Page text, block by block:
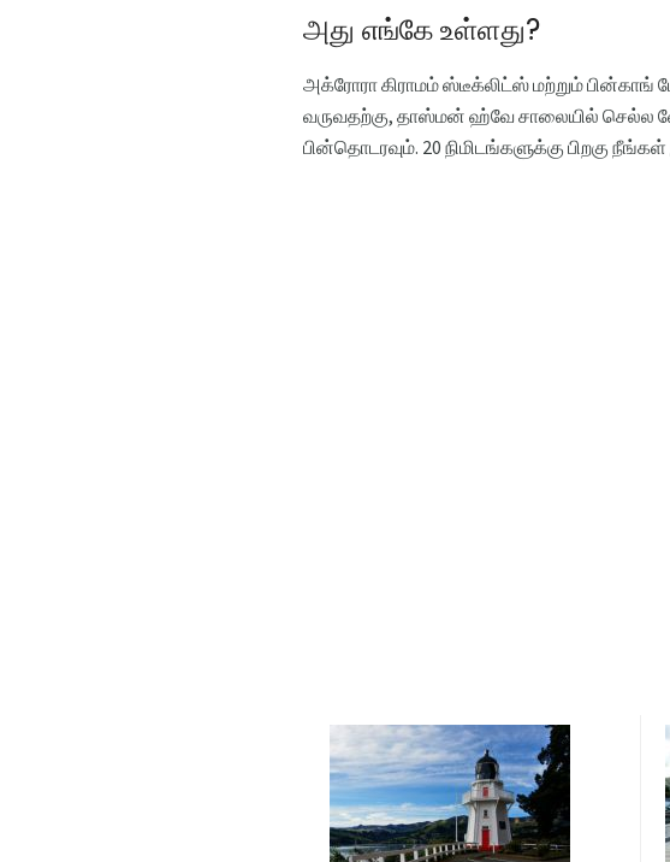
அது எங்கே உள்ளது?
அக்ரோரா கிராமம் ஸ்டீக்லிட்ஸ் மற்றும் பின்காங்
வருவதற்கு, தாஸ்மன் ஹ்வே சாலையில் செல்ல
பின்தொடரவும். 20 நிமிடங்களுக்கு பிறகு